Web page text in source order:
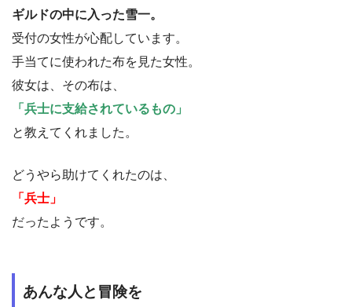
ギルドの中に入った雪一。
受付の女性が心配しています。
手当てに使われた布を見た女性。
彼女は、その布は、
「兵士に支給されているもの」
と教えてくれました。
どうやら助けてくれたのは、
「兵士」
だったようです。
あんな人と冒険を